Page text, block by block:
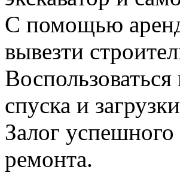
С помощью
вывезти
спуска и
Залог
ремонта.